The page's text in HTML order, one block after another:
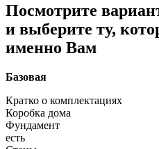
Посмотрите
и выберите ту,
именно Вам
Базовая
Кратко о комплектациях
Коробка дома
Фундамент
есть